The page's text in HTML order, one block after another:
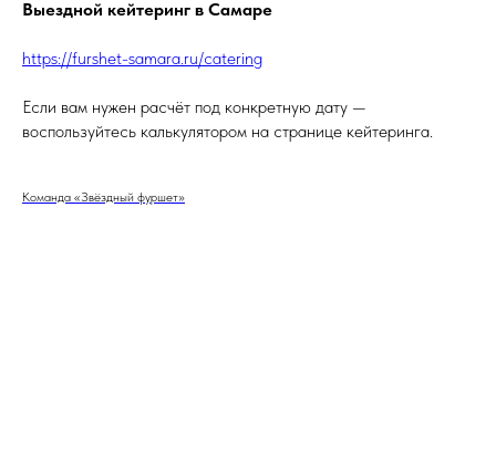
Выездной кейтеринг в Самаре
https://furshet-samara.ru/catering
Если вам нужен расчёт под конкретную дату —
воспользуйтесь калькулятором на странице кейтеринга.
Команда «Звёздный фуршет»